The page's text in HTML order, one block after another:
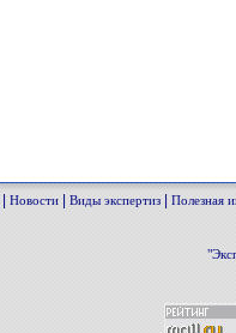
Новости Виды экспертиз Полезная